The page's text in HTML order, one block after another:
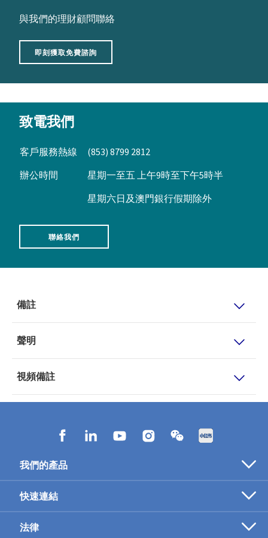
與我們的理財顧問聯絡
即刻獲取免費諮詢
致電我們
客戶服務熱線
(853) 8799 2812
辦公時間
星期一至五 上午9時至下午5時半
星期六日及澳門銀行假期除外
聯絡我們
備註
聲明
視頻備註
我們的產品
醫療保障
危疾保障
快速連結
最新推廣
法律